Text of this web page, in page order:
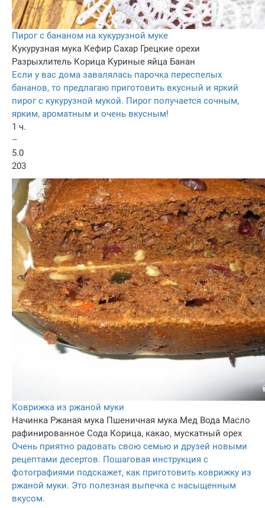
Пирог с бананом на кукурузной муке
Кукурузная мука Кефир Сахар Грецкие орехи
Разрыхлитель Корица Куриные яйца Банан
Если у вас дома завалялась парочка переспелых
бананов, то предлагаю приготовить вкусный и яркий
пирог с кукурузной мукой. Пирог получается сочным,
ярким, ароматным и очень вкусным!
1 ч.
–
5.0
203
Коврижка из ржаной муки
Начинка Ржаная мука Пшеничная мука Мед Вода Масло
рафинированное Сода Корица, какао, мускатный орех
Очень приятно радовать свою семью и друзей новыми
рецептами десертов. Пошаговая инструкция с
фотографиями подскажет, как приготовить коврижку из
ржаной муки. Это полезная выпечка с насыщенным
вкусом.